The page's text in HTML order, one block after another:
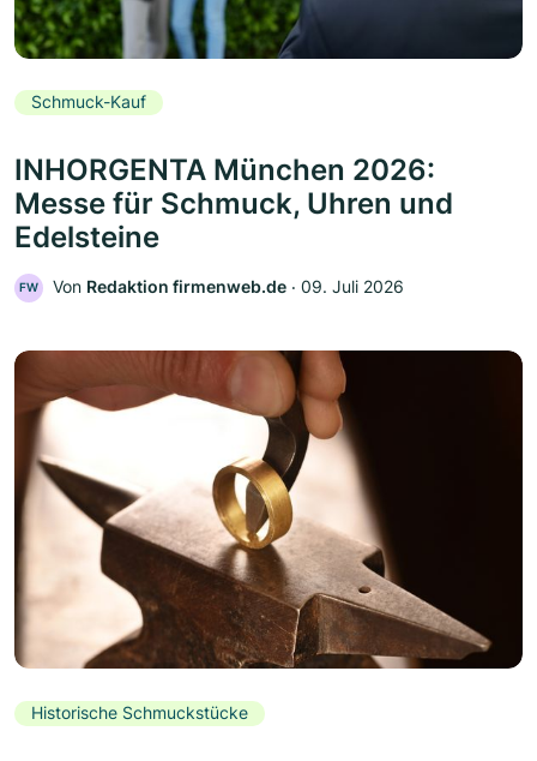
Schmuck-Kauf
INHORGENTA München 2026:
Messe für Schmuck, Uhren und
Edelsteine
FW Von Redaktion firmenweb.de ‧ 09. Juli 2026
Historische Schmuckstücke